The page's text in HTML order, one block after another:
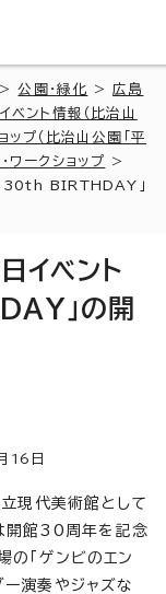
>公園・緑化 >広島
イベント情報（比治山
ップ（比治山公園「平
ワークショップ
>
30th BIRTHDAY」
イベント
」の開
16 日
現代美術館として
開館30周年を記念
の「ゲンビのエン
ー演奏やジャズな